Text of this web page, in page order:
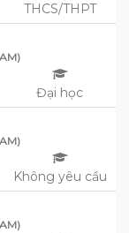
THCS/THPT
Đại học
Không yêu cầu